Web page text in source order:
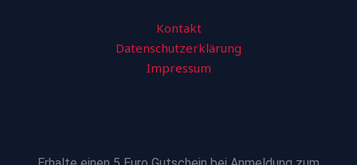
Kontakt
Datenschutzerklärung
Impressum